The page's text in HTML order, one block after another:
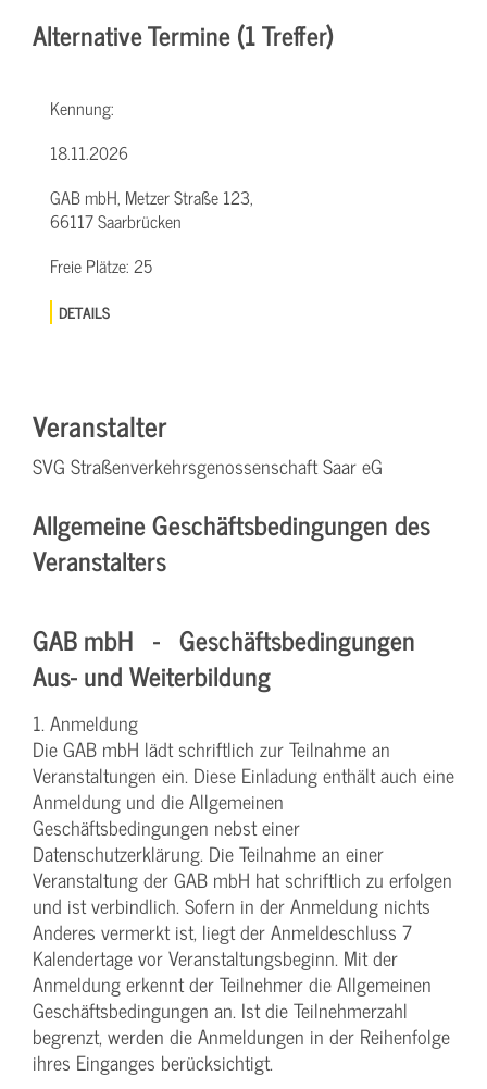
Alternative Termine (1 Treffer)
Kennung:
18.11.2026
GAB mbH, Metzer Straße 123,
66117 Saarbrücken
Freie Plätze:25
DETAILS
Veranstalter
SVG Straßenverkehrsgenossenschaft Saar eG
Allgemeine Geschäftsbedingungen des
Veranstalters
GAB mbH - Geschäftsbedingungen
Aus- und Weiterbildung
1. Anmeldung
Die GAB mbH lädt schriftlich zur Teilnahme an
Veranstaltungen ein. Diese Einladung enthält auch eine
Anmeldung und die Allgemeinen
Geschäftsbedingungen nebst einer
Datenschutzerklärung. Die Teilnahme an einer
Veranstaltung der GAB mbH hat schriftlich zu erfolgen
und ist verbindlich. Sofern in der Anmeldung nichts
Anderes vermerkt ist, liegt der Anmeldeschluss 7
Kalendertage vor Veranstaltungsbeginn. Mit der
Anmeldung erkennt der Teilnehmer die Allgemeinen
Geschäftsbedingungen an. Ist die Teilnehmerzahl
begrenzt, werden die Anmeldungen in der Reihenfolge
ihres Einganges berücksichtigt.